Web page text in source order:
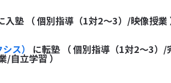
入塾 （ 個別指導（1対2～3）/映像授業
ス） に転塾 （ 個別指導（1対2～3
/自立学習 ）